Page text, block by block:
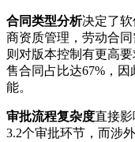
合同类型分析决定了
商资质管理，劳动合
则对版本控制有更高
售合同占比达67%，
能。
审批流程复杂度直接
3.2个审批环节，而涉